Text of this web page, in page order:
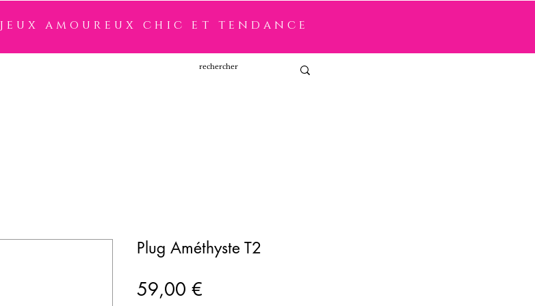
jeux amoureux chic et tendance
Plug Améthyste T2
59,00 €